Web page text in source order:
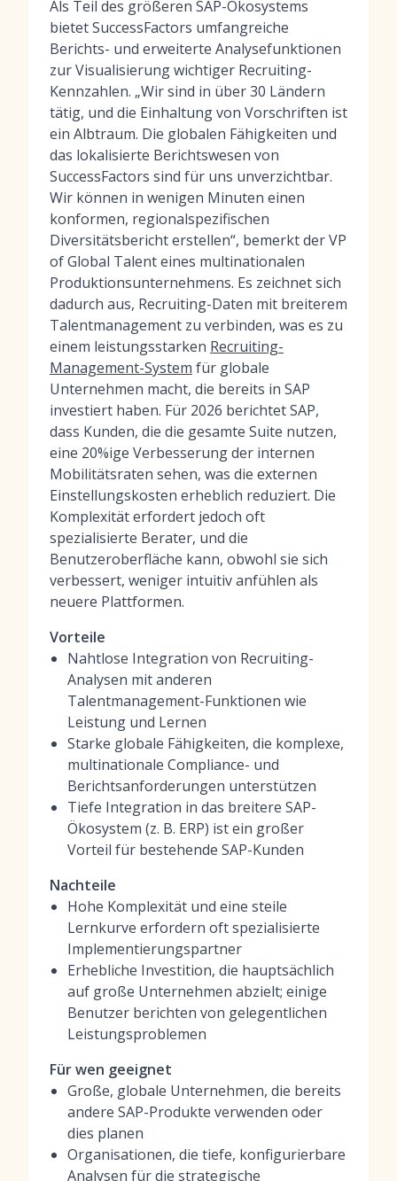
Als Teil des größeren SAP-Ökosystems
bietet SuccessFactors umfangreiche
Berichts- und erweiterte Analysefunktionen
zur Visualisierung wichtiger Recruiting-
Kennzahlen. „Wir sind in über 30 Ländern
tätig, und die Einhaltung von Vorschriften ist
ein Albtraum. Die globalen Fähigkeiten und
das lokalisierte Berichtswesen von
SuccessFactors sind für uns unverzichtbar.
Wir können in wenigen Minuten einen
konformen, regionalspezifischen
Diversitätsbericht erstellen“, bemerkt der VP
of Global Talent eines multinationalen
Produktionsunternehmens. Es zeichnet sich
dadurch aus, Recruiting-Daten mit breiterem
Talentmanagement zu verbinden, was es zu
einem leistungsstarken Recruiting-
Management-System für globale
Unternehmen macht, die bereits in SAP
investiert haben. Für 2026 berichtet SAP,
dass Kunden, die die gesamte Suite nutzen,
eine 20%ige Verbesserung der internen
Mobilitätsraten sehen, was die externen
Einstellungskosten erheblich reduziert. Die
Komplexität erfordert jedoch oft
spezialisierte Berater, und die
Benutzeroberfläche kann, obwohl sie sich
verbessert, weniger intuitiv anfühlen als
neuere Plattformen.
Vorteile
Nahtlose Integration von Recruiting-
Analysen mit anderen
Talentmanagement-Funktionen wie
Leistung und Lernen
Starke globale Fähigkeiten, die komplexe,
multinationale Compliance- und
Berichtsanforderungen unterstützen
Tiefe Integration in das breitere SAP-
Ökosystem (z. B. ERP) ist ein großer
Vorteil für bestehende SAP-Kunden
Nachteile
Hohe Komplexität und eine steile
Lernkurve erfordern oft spezialisierte
Implementierungspartner
Erhebliche Investition, die hauptsächlich
auf große Unternehmen abzielt; einige
Benutzer berichten von gelegentlichen
Leistungsproblemen
Für wen geeignet
Große, globale Unternehmen, die bereits
andere SAP-Produkte verwenden oder
dies planen
Organisationen, die tiefe, konfigurierbare
Analysen für die strategische